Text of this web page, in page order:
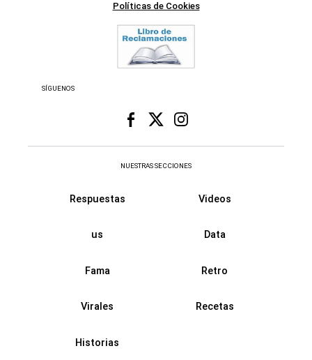
Políticas de Cookies
SÍGUENOS
NUESTRAS SECCIONES
Respuestas Videos
us Data
Fama Retro
Virales Recetas
Historias